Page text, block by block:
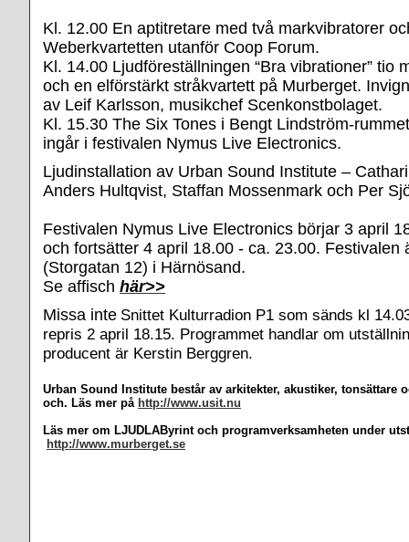
Kl. 12.00 En aptitretare med två markvibratorer
Weberkvartetten utanför Coop Forum.
Kl. 14.00 Ljudföreställningen “Bra vibrationer” tio
och en elförstärkt stråkvartett på Murberget.
av Leif Karlsson, musikchef Scenkonstbolaget.
Kl. 15.30 The Six Tones i Bengt Lindström-
ingår i festivalen Nymus Live Electronics.
Ljudinstallation av Urban Sound Institute –
Anders Hultqvist, Staffan Mossenmark och Per
Festivalen Nymus Live Electronics börjar 3 april
och fortsätter 4 april 18.00 - ca. 23.00. Festivalen
(Storgatan 12) i Härnösand.
Se affisch här>>
Missa inte Snittet Kulturradion P1 som sänds kl
repris 2 april 18.15. Programmet handlar om
producent är Kerstin Berggren.
Urban Sound Institute består av arkitekter, akustiker, tonsättare
och. Läs mer på http://www.usit.nu
Läs mer om LJUDLAByrint och programverksamheten under
http://www.murberget.se